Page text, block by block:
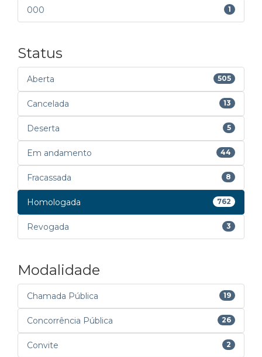
000 1
Status
Aberta 505
Cancelada 13
Deserta 5
Em andamento 44
Fracassada 8
Homologada 762
Revogada 3
Modalidade
Chamada Pública 19
Concorrência Pública 26
Convite 2